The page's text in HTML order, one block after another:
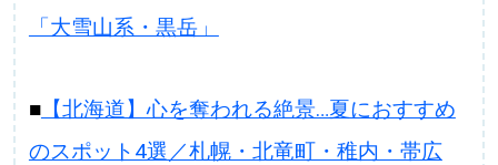
「大雪山系・黒岳」
■【北海道】心を奪われる絶景…夏におすすめ
のスポット4選／札幌・北竜町・稚内・帯広